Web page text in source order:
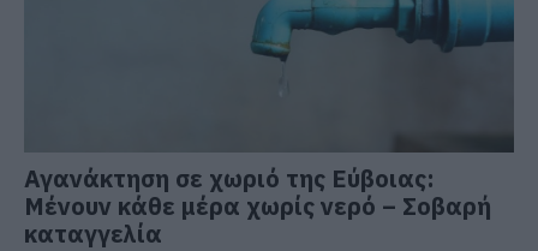
Αγανάκτηση σε χωριό της Εύβοιας:
Μένουν κάθε μέρα χωρίς νερό – Σοβαρή
καταγγελία